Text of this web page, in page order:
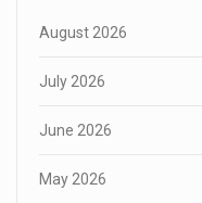
August 2026
July 2026
June 2026
May 2026